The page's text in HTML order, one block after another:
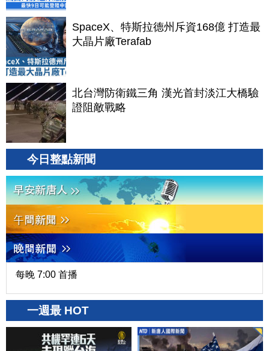
SpaceX、特斯拉德州斥資168億 打造最
大晶片廠Terafab
北台灣防衛鐵三角 漢光首封淡江大橋驗
證阻敵戰略
今日整點新聞
每晚 7:00 首播
一週最 HOT